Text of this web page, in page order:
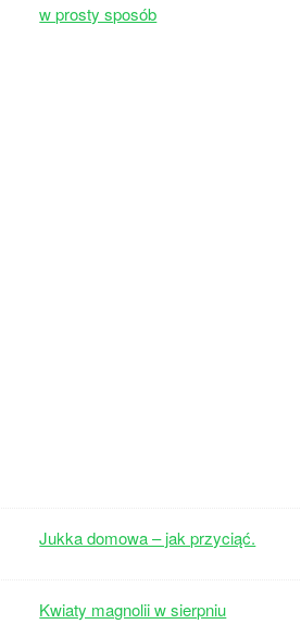
w prosty sposób
Jukka domowa – jak przyciąć.
Kwiaty magnolii w sierpniu